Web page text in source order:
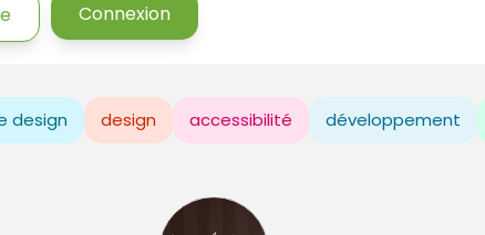
Connexion
design design accessibilité développement